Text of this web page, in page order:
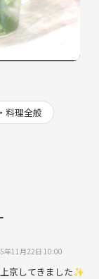
料理全般
年11月22日 10:00
京してきました✨